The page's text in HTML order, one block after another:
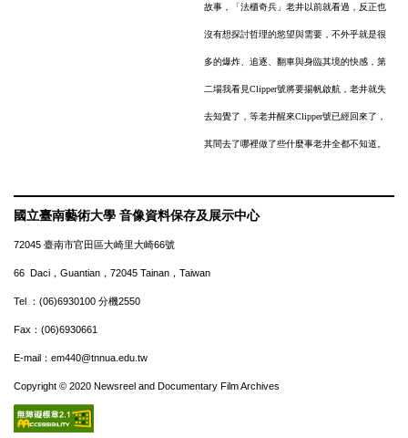
故事，「法櫃奇兵」老井以前就看過，反正也
沒有想探討哲理的慾望與需要，不外乎就是很
多的爆炸、追逐、翻車與身臨其境的快感，第
二場我看見Clipper號將要揚帆啟航，老井就失
去知覺了，等老井醒來Clipper號已經回來了，
其間去了哪裡做了些什麼事老井全都不知道。
國立臺南藝術大學 音像資料保存及展示中心
72045 臺南市官田區大崎里大崎66號
66 Daci，Guantian，72045 Tainan，Taiwan
Tel ：(06)6930100 分機2550
Fax：(06)6930661
E-mail：em440@tnnua.edu.tw
Copyright © 2020 Newsreel and Documentary Film Archives